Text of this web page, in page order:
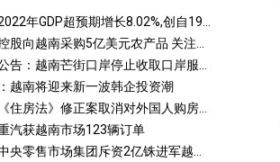
年GDP超预期增长8.02%,创自19...
股向越南采购5亿美元农产品 关注...
告：越南芒街口岸停止收取口岸服...
越南将迎来新一波韩企投资潮
住房法》修正案取消对外国人购房...
汽获越南市场123辆订单
央零售市场集团斥资2亿铢进军越...